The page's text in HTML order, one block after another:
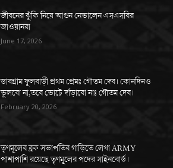
জীবনের ঝুঁকি নিয়ে আগুন নেভালেন এসএসবির
জাওয়ানরা
June 17, 2026
ডাবগ্রাম ফুলবাড়ী প্রথম প্রেমঃ গৌতম দেব। কোনদিনও
ভুলবো না,তবে ভোটে দাঁড়াবো নাঃ গৌতম দেব।
February 20, 2026
তৃণমূলের ব্লক সভাপতির গাড়িতে লেখা ARMY
পাশাপাশি রয়েছে তৃণমূলের পদের সাইনবোর্ড।